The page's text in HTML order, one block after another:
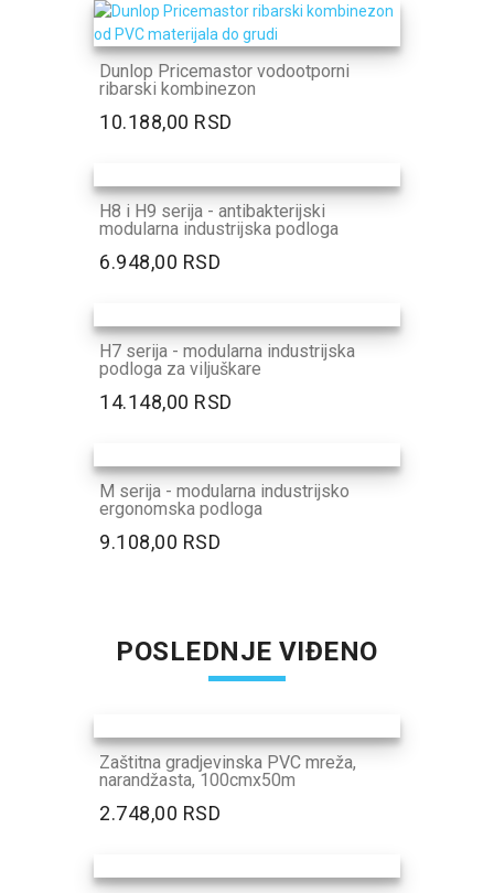
Dunlop Pricemastor vodootporni
ribarski kombinezon
10.188,00 RSD
H8 i H9 serija - antibakterijski
modularna industrijska podloga
6.948,00 RSD
H7 serija - modularna industrijska
podloga za viljuškare
14.148,00 RSD
M serija - modularna industrijsko
ergonomska podloga
9.108,00 RSD
POSLEDNJE VIĐENO
Zaštitna gradjevinska PVC mreža,
narandžasta, 100cmx50m
2.748,00 RSD